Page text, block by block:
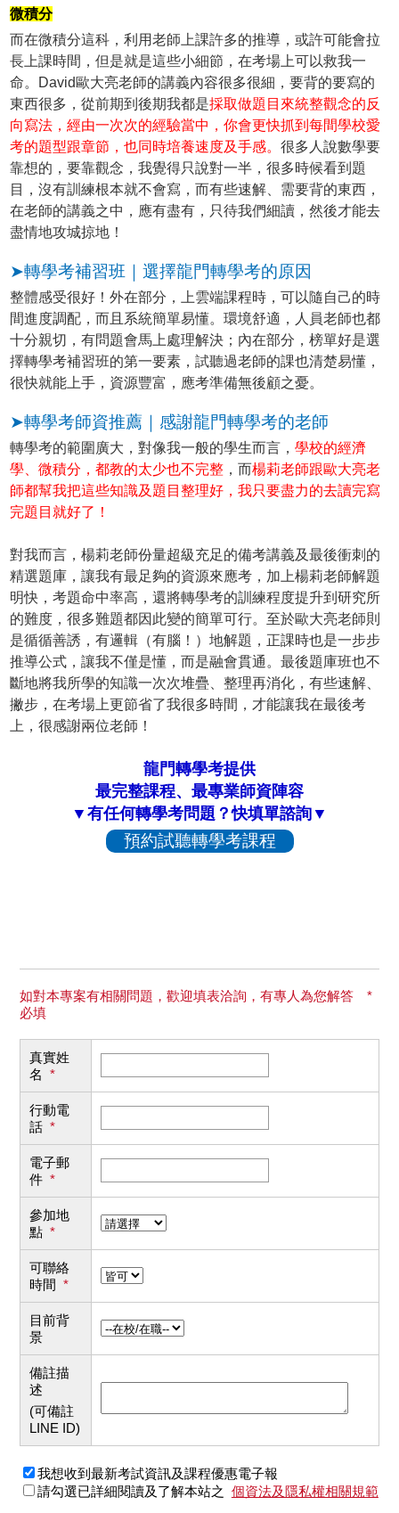
微積分
而在微積分這科，利用老師上課許多的推導，或許可能會拉
長上課時間，但是就是這些小細節，在考場上可以救我一
命。David歐大亮老師的講義內容很多很細，要背的要寫的
東西很多，從前期到後期我都是採取做題目來統整觀念的反
向寫法，經由一次次的經驗當中，你會更快抓到每間學校愛
考的題型跟章節，也同時培養速度及手感。很多人說數學要
靠想的，要靠觀念，我覺得只說對一半，很多時候看到題
目，沒有訓練根本就不會寫，而有些速解、需要背的東西，
在老師的講義之中，應有盡有，只待我們細讀，然後才能去
盡情地攻城掠地！
➤轉學考補習班｜選擇龍門轉學考的原因
整體感受很好！外在部分，上雲端課程時，可以隨自己的時
間進度調配，而且系統簡單易懂。環境舒適，人員老師也都
十分親切，有問題會馬上處理解決；內在部分，榜單好是選
擇轉學考補習班的第一要素，試聽過老師的課也清楚易懂，
很快就能上手，資源豐富，應考準備無後顧之憂。
➤轉學考師資推薦｜感謝龍門轉學考的老師
轉學考的範圍廣大，對像我一般的學生而言，學校的經濟
學、微積分，都教的太少也不完整 ，而楊莉老師跟歐大亮老
師都幫我把這些知識及題目整理好，我只要盡力的去讀完寫
完題目就好了！
對我而言，楊莉老師份量超級充足的備考講義及最後衝刺的
精選題庫，讓我有最足夠的資源來應考，加上楊莉老師解題
明快，考題命中率高，還將轉學考的訓練程度提升到研究所
的難度，很多難題都因此變的簡單可行。至於歐大亮老師則
是循循善誘，有邏輯（有腦！）地解題，正課時也是一步步
推導公式，讓我不僅是懂，而是融會貫通。最後題庫班也不
斷地將我所學的知識一次次堆疊、整理再消化，有些速解、
撇步，在考場上更節省了我很多時間，才能讓我在最後考
上，很感謝兩位老師！
龍門轉學考提供
最完整課程、最專業師資陣容
▼有任何轉學考問題？快填單諮詢▼
預約試聽轉學考課程
如對本專案有相關問題，歡迎填表洽詢，有專人為您解答 *
必填
真實姓
名 *
行動電
話 *
電子郵
件 *
參加地
點 *
可聯絡
時間 *
目前背
景
備註描
述
(可備註
LINE ID)
我想收到最新考試資訊及課程優惠電子報
請勾選已詳細閱讀及了解本站之 個資法及隱私權相關規範